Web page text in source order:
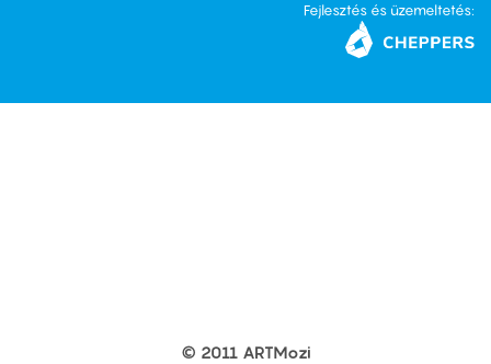
Fejlesztés és üzemeltetés:
© 2011 ARTMozi